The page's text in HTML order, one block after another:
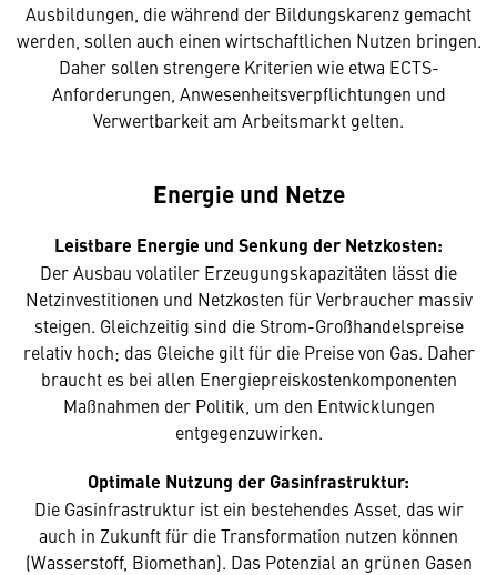
Ausbildungen, die während der Bildungskarenz gemacht
werden, sollen auch einen wirtschaftlichen Nutzen bringen.
Daher sollen strengere Kriterien wie etwa ECTS-
Anforderungen, Anwesenheitsverpflichtungen und
Verwertbarkeit am Arbeitsmarkt gelten.
Energie und Netze
Leistbare Energie und Senkung der Netzkosten:
Der Ausbau volatiler Erzeugungskapazitäten lässt die
Netzinvestitionen und Netzkosten für Verbraucher massiv
steigen. Gleichzeitig sind die Strom-Großhandelspreise
relativ hoch; das Gleiche gilt für die Preise von Gas. Daher
braucht es bei allen Energiepreiskostenkomponenten
Maßnahmen der Politik, um den Entwicklungen
entgegenzuwirken.
Optimale Nutzung der Gasinfrastruktur:
Die Gasinfrastruktur ist ein bestehendes Asset, das wir
auch in Zukunft für die Transformation nutzen können
(Wasserstoff, Biomethan). Das Potenzial an grünen Gasen